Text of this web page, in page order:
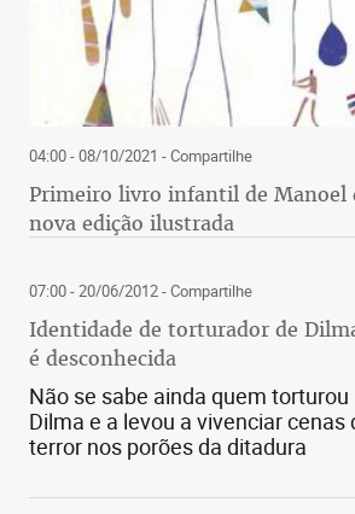
04:00 - 08/10/2021 - Compartilhe
Primeiro livro infantil de Manoel
nova edição ilustrada
07:00 - 20/06/2012- Compartilhe
Identidade de torturador de
é desconhecida
Não se sabe ainda quem
Dilma e a levou a vivenciar cenas
terror nos porões da ditadura